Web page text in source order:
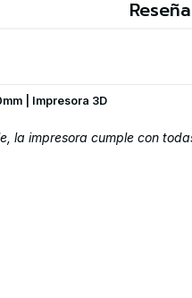
| Impresora 3D
la impresora cumple con